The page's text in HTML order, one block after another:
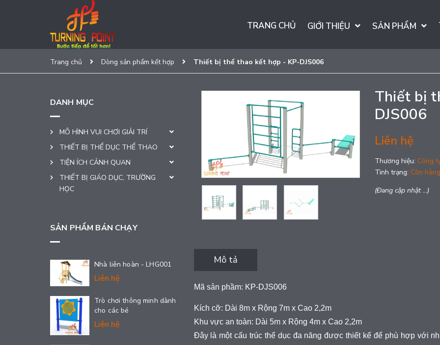
TRANG CHỦ GIỚI THIỆU SẢN PHẨM
Trang chủ Dòng sản phẩm kết hợp Thiết bị thể thao kết hợp - KP-DJS006
Thiết bị
DJS006
Liên hệ
Thương hiệu: Công
Tình trạng: Còn hàng
(Đang cập nhật ...)
Mô tả
Mã sản phầm: KP-DJS006
Kích cỡ: Dài 8m x Rộng 7m x Cao 2,2m
Khu vực an toàn: Dài 5m x Rộng 4m x Cao 2,2m
Đây là một cấu trúc thể dục đa năng được thiết kế để phù hợp với
DANH MỤC
MÔ HÌNH VUI CHƠI GIẢI TRÍ
THIẾT BỊ THỂ DỤC THỂ THAO
TIỆN ÍCH CẢNH QUAN
THIẾT BỊ GIÁO DỤC, TRƯỜNG
HỌC
SẢN PHẨM BÁN CHẠY
Nhà liên hoàn - LHG001
Liên hệ
Trò chơi thông minh dành
cho các bé
Liên hệ